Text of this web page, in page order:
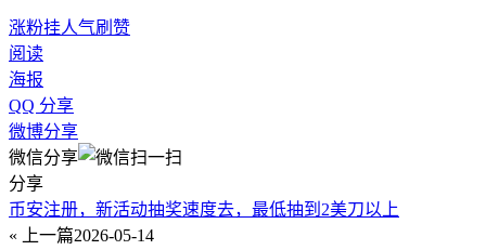
涨粉挂人气刷赞
阅读
海报
QQ 分享
微博分享
微信分享
分享
币安注册，新活动抽奖速度去，最低抽到2美刀以上
« 上一篇2026-05-14